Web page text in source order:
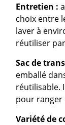
Entretien :
choix entre
laver à
réutiliser
Sac de
emballé
réutilisable.
pour ranger
Variété de